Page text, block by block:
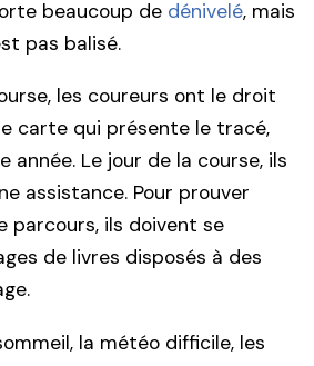
beaucoup de dénivelé, mais
pas balisé.
les coureurs ont le droit
carte qui présente le tracé,
année. Le jour de la course, ils
assistance. Pour prouver
parcours, ils doivent se
de livres disposés à des
la météo difficile, les